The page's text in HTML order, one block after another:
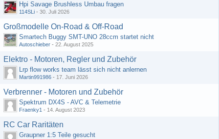
Hpi Savage Brushless Umbau fragen
114SLi - 30. Juli 2026
Großmodelle On-Road & Off-Road
Smartech Buggy SMT-UNO 28ccm startet nicht
Autoschieber - 22. August 2025
Elektro - Motoren, Regler und Zubehör
Lrp flow works team lässt sich nicht anlernen
Martin991986 - 17. Juni 2026
Verbrenner - Motoren und Zubehör
Spektrum DX4S - AVC & Telemetrie
Fraenky1 - 14. August 2023
RC Car Raritäten
Graupner 1:5 Teile gesucht